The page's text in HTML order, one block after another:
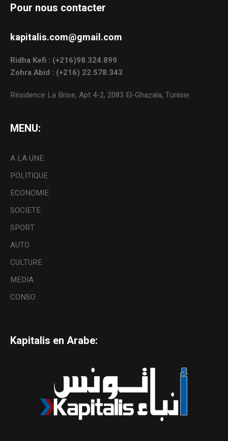
Pour nous contacter
kapitalis.com@gmail.com
Ridha Kefi : (+216)98.324.899
Zohra Abid : (+216) 22.578.343
Résidence La Brise, Apt 4-2, 2083 El-Ghazala, Tunisie.
MENU:
A LA UNE
POLITIQUE
ECONOMIE
SOCIETE
SPORT
AUTO
CULTURE
MEDIA
CONSO
Kapitalis en Arabe: